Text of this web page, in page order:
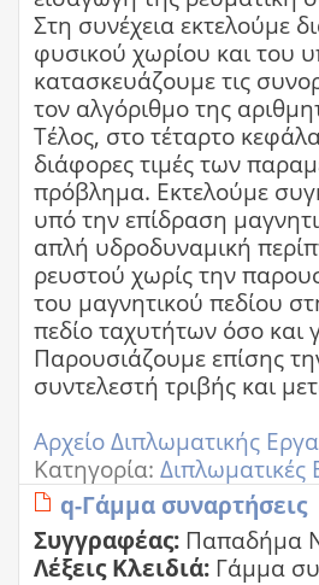
Στη συνέχεια εκτελούμε
φυσικού χωρίου και του
κατασκευάζουμε τις
τον αλγόριθμο της
Τέλος, στο τέταρτο
διάφορες τιμές των
πρόβλημα. Εκτελούμε
υπό την επίδραση
απλή υδροδυναμική
ρευστού χωρίς την
του μαγνητικού πεδίου
πεδίο ταχυτήτων όσο και
Παρουσιάζουμε επίσης
συντελεστή τριβής και
Αρχείο Διπλωματικής
Κατηγορία:
q-Γάμμα συναρτήσεις
Συγγραφέας: Παπαδήμα
Λέξεις Κλειδιά: Γάμμα